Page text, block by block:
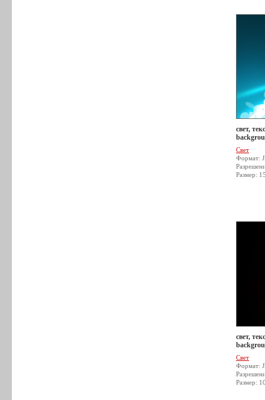
свет,
Свет
Формат:
Размер:
свет,
Свет
Формат:
Размер: